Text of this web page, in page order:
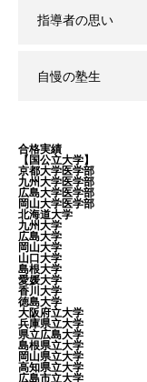
指導者の思い
自慢の塾生
合格実績
【国公立大学】
京都大学医学部
九州大学医学部
広島大学医学部
岡山大学医学部
北海道大学
九州大学
広島大学
岡山大学
山口大学
島根大学
愛媛大学
香川大学
徳島大学
大阪府立大学
兵庫県立大学
県立広島大学
島根県立大学
岡山県立大学
高知県立大学
広島市立大学